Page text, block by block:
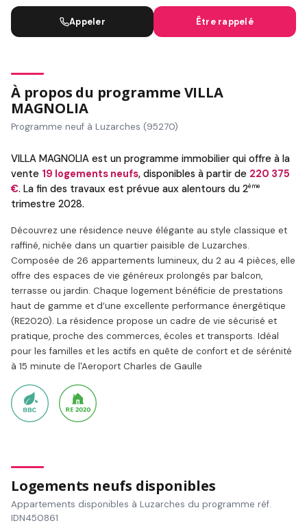
Appeler Être rappelé
À propos du programme VILLA
MAGNOLIA
Programme neuf à Luzarches (95270)
VILLA MAGNOLIA est un programme immobilier qui offre à la
vente 19 logements neufs, disponibles à partir de 220 375
€. La fin des travaux est prévue aux alentours du 2ème
trimestre 2028.
Découvrez une résidence neuve élégante au style classique et
raffiné, nichée dans un quartier paisible de Luzarches.
Composée de 26 appartements lumineux, du 2 au 4 pièces, elle
offre des espaces de vie généreux prolongés par balcon,
terrasse ou jardin. Chaque logement bénéficie de prestations
haut de gamme et d’une excellente performance énergétique
(RE2020). La résidence propose un cadre de vie sécurisé et
pratique, proche des commerces, écoles et transports. Idéal
pour les familles et les actifs en quête de confort et de sérénité
à 15 minute de l'Aeroport Charles de Gaulle
Logements neufs disponibles
Appartements disponibles à Luzarches du programme réf.
IDN450861